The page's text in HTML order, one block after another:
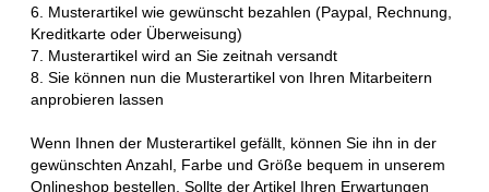
6. Musterartikel wie gewünscht bezahlen (Paypal, Rechnung,
Kreditkarte oder Überweisung)
7. Musterartikel wird an Sie zeitnah versandt
8. Sie können nun die Musterartikel von Ihren Mitarbeitern
anprobieren lassen
Wenn Ihnen der Musterartikel gefällt, können Sie ihn in der
gewünschten Anzahl, Farbe und Größe bequem in unserem
Onlineshop bestellen. Sollte der Artikel Ihren Erwartungen